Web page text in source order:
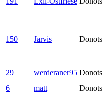
150 Jarvis Donots
29 werderaner95 Donots
6
matt Donots